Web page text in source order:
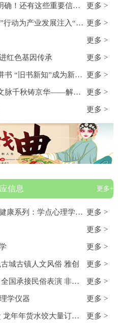
针对“加班文化”，国家最新明确！还有这些重要信息→ 更多 >
安徽石台：“扫黄打非”“三进”行动为产业发展注入“清流” 更多 >
更多 >
红色基因传承 更多 >
淘书、换书、晒书、听书、讲书 “旧书新知”成为新文化时尚 更多 >
解码文化自信的城市样本｜文脉千秋铸京华——解码首都北京的文化自信样本 更多 >
更多 >
信息 更多+
正版新书/全面解读儿童心理健康系列：学点心理学9787572136313 正版新书/全面解读儿童心理健康系列：学点心理学 更多 >
更多 >
更多 >
城古镇人文风俗 雅创 更多 >
打铁花表演艺术团 慕远文化 全国承接民俗表演 非物质文化遗产 更多 >
学仪器 更多 >
饺子批发 饺子定制 水饺礼盒 龙年年货水饺大量订购 各种馅料饺子 饺子批发 饺子定制 水饺礼盒 龙年年货水饺大量订购 各种馅料饺子 更多 >